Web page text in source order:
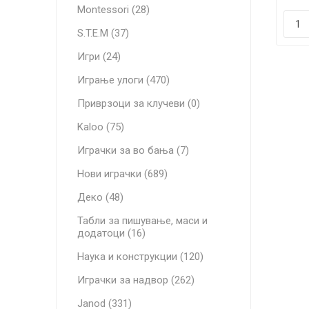
Montessori (28)
S.T.E.M (37)
Игри (24)
Играње улоги (470)
Приврзоци за клучеви (0)
Kaloo (75)
Играчки за во бања (7)
Нови играчки (689)
Деко (48)
Табли за пишување, маси и
додатоци (16)
Наука и конструкции (120)
Играчки за надвор (262)
Janod (331)